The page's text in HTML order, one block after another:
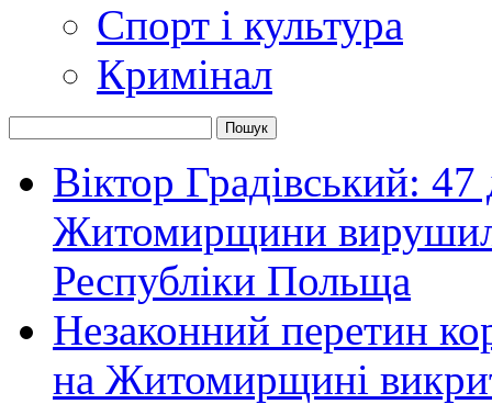
Спорт і культура
Кримінал
Віктор Градівський: 47
Житомирщини
Республіки Польща
Незаконний перетин
на Житомирщині